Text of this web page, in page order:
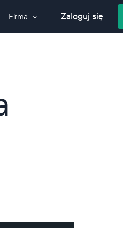
i
Firma
Kontakt
Zaloguj się